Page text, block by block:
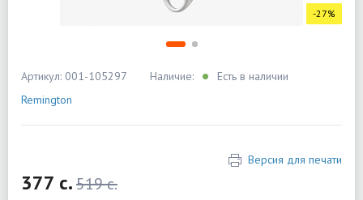
-27%
Артикул: 001-105297 Наличие:
Есть в наличии
Remington
Версия для печати
377 c.519 c.